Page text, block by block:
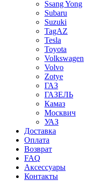
Ssang Yong
Subaru
Suzuki
TagAZ
Tesla
Toyota
Volkswagen
Volvo
Zotye
ГАЗ
ГАЗЕЛЬ
Камаз
Москвич
УАЗ
Доставка
Оплата
Возврат
FAQ
Аксессуары
Контакты